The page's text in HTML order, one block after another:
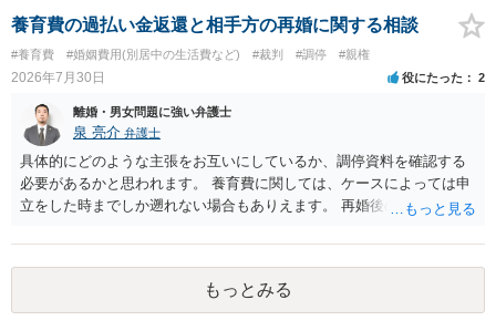
養育費の過払い金返還と相手方の再婚に関する相談
#養育費 #婚姻費用(別居中の生活費など) #裁判 #調停 #親権
2026年7月30日 役にたった 2
離婚・男女問題に強い弁護士
泉 亮介 弁護士
具体的にどのような主張をお互いにしているか、調停資料を確認する
必要があるかと思われます。 養育費に関しては、ケースによっては申
立をした時までしか遡れない場合もありえます。 再婚後の相手方の行
養育費に関するやりとり等があればそちらについても確認する必要が
あるでしょう。 公開相談の場での回答よりも個別に弁護士にご相談さ
れることをお勧めいたします。もっとみる